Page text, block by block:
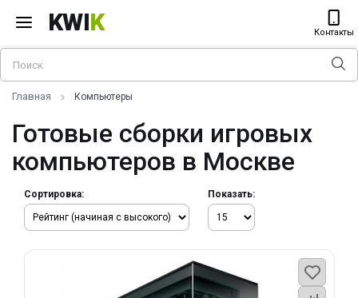
KWIK Контакты
Главная Компьютеры
Готовые сборки игровых
компьютеров в Москве
Сортировка: Показать: